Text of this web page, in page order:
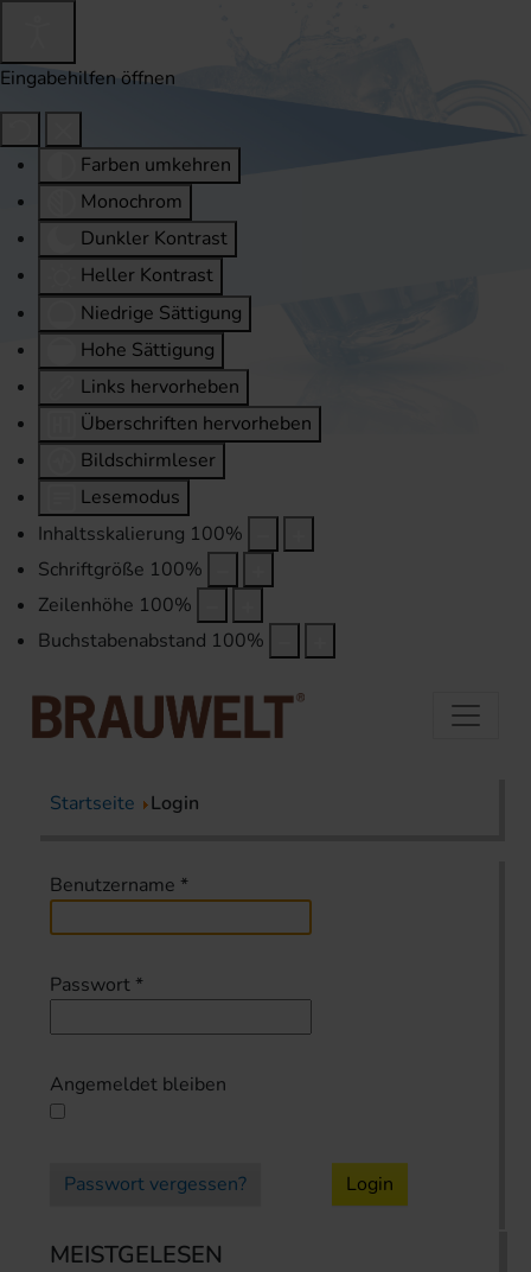
Eingabehilfen öffnen
Farben umkehren
Monochrom
Dunkler Kontrast
Heller Kontrast
Niedrige Sättigung
Hohe Sättigung
Links hervorheben
Überschriften hervorheben
Bildschirmleser
Lesemodus
Inhaltsskalierung 100%
Schriftgröße 100%
Zeilenhöhe 100%
Buchstabenabstand 100%
Startseite Login
Benutzername *
Passwort *
Angemeldet bleiben
Passwort vergessen? Login
MEISTGELESEN